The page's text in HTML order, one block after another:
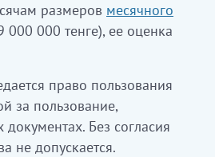
размеров месячного
000 000 тенге), ее оценка
право пользования
за пользование,
Без согласия
не допускается.